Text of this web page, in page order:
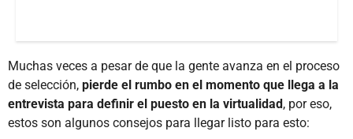
Muchas veces a pesar de que la gente avanza en el proceso
de selección, pierde el rumbo en el momento que llega a la
entrevista para definir el puesto en la virtualidad, por eso,
estos son algunos consejos para llegar listo para esto: